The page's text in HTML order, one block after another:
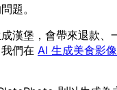
題。
漢堡，會帶來退款、
們在 AI 生成美食影像